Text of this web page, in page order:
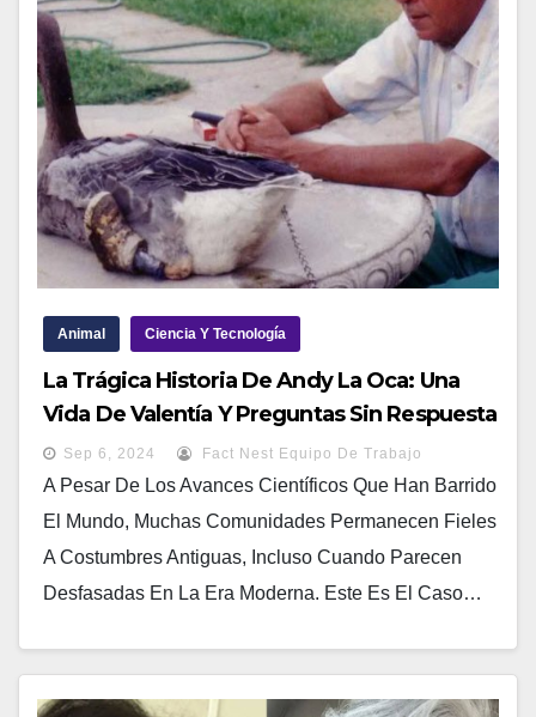
Animal Ciencia Y Tecnología
La Trágica Historia De Andy La Oca: Una
Vida De Valentía Y Preguntas Sin Respuesta
Sep 6, 2024 Fact Nest Equipo De Trabajo
A Pesar De Los Avances Científicos Que Han Barrido
El Mundo, Muchas Comunidades Permanecen Fieles
A Costumbres Antiguas, Incluso Cuando Parecen
Desfasadas En La Era Moderna. Este Es El Caso…